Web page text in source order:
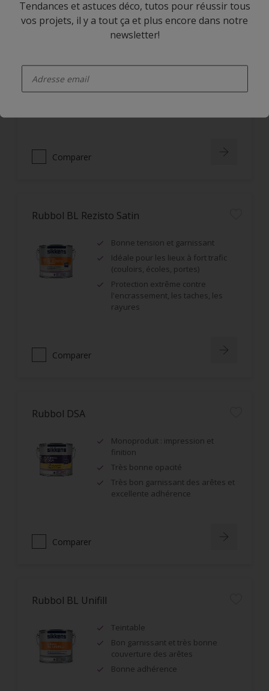
Bon pouvoir pénétrant, utilisable
ne s’écaille pas
Comparer
Rubbol BL Rezisto Satin
Bonne tension et garnissant
Idéale pour les lieux à fort trafic
(couloirs, écoles, portes)
Protection extrême contre
l'encrassement, les taches, les
rayures
Comparer
Rubbol DSA
Monoproduit : impression et
finition
Très bonne opacité
Très bon garnissant des arêtes et
excellente adhérence
Comparer
Rubbol BL Unifill
Teintable
Bon garnissant et très bonne
couverture des arêtes
Bonne adhérence
Tendances et astuces déco, tutos pour réussir tous
vos projets, il y a tout ça et plus encore dans notre
newsletter!